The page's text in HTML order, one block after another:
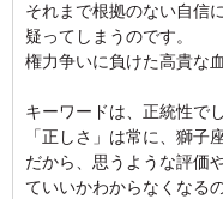
それまで根拠のない自信
疑ってしまうのです。
権力争いに負けた高貴な
キーワードは、正統性で
「正しさ」は常に、獅子
だから、思うような評価
ていいかわからなくなる